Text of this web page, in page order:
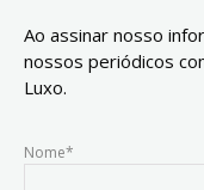
Ao assinar nosso
nossos periódicos
Luxo.
Nome*